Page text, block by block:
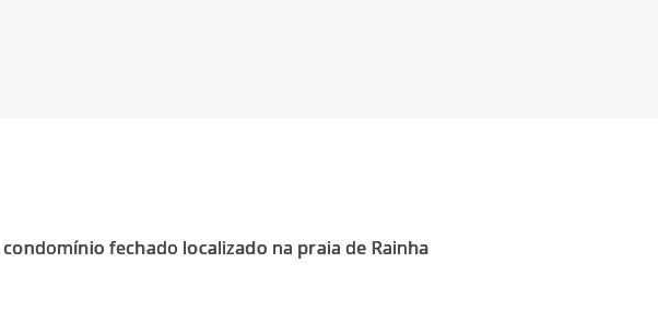
fechado localizado na praia de Rainha